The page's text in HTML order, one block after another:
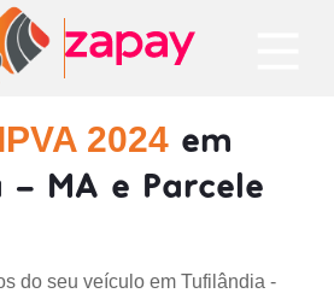
IPVA 2024 em
MA e Parcele
do seu veículo em Tufilândia -